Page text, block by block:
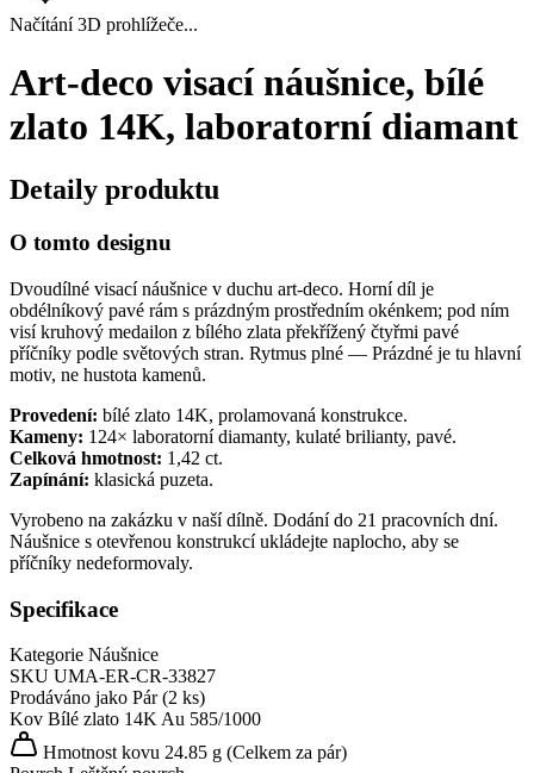
Načítání 3D prohlížeče...
Art-deco visací náušnice, bílé
zlato 14K, laboratorní diamant
Detaily produktu
O tomto designu
Dvoudílné visací náušnice v duchu art-deco. Horní díl je
obdélníkový pavé rám s prázdným prostředním okénkem; pod ním
visí kruhový medailon z bílého zlata překřížený čtyřmi pavé
příčníky podle světových stran. Rytmus plné — Prázdné je tu hlavní
motiv, ne hustota kamenů.
Provedení: bílé zlato 14K, prolamovaná konstrukce.
Kameny: 124× laboratorní diamanty, kulaté brilianty, pavé.
Celková hmotnost: 1,42 ct.
Zapínání: klasická puzeta.
Vyrobeno na zakázku v naší dílně. Dodání do 21 pracovních dní.
Náušnice s otevřenou konstrukcí ukládejte naplocho, aby se
příčníky nedeformovaly.
Specifikace
Kategorie Náušnice
SKU UMA-ER-CR-33827
Prodáváno jako Pár (2 ks)
Kov Bílé zlato 14KAu 585/1000
Hmotnost kovu 24.85 g (Celkem za pár)